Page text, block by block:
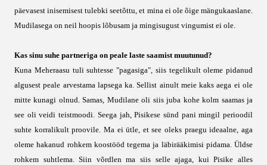
päevasest inisemisest tulebki seetõttu, et mina ei ole õige mängukaaslane.
Mudilasega on neil hoopis lõbusam ja mingisugust vingumist ei ole.
Kas sinu suhe partneriga on peale laste saamist muutunud?
Kuna Meheraasu tuli suhtesse "pagasiga", siis tegelikult oleme pidanud
algusest peale arvestama lapsega ka. Sellist ainult meie kaks aega ei ole
mitte kunagi olnud. Samas, Mudilane oli siis juba kohe kolm saamas ja
see oli veidi teistmoodi. Seega jah, Pisikese sünd pani mingil perioodil
suhte korralikult proovile. Ma ei ütle, et see oleks praegu ideaalne, aga
oleme hakanud rohkem koostööd tegema ja läbirääkimisi pidama. Üldse
rohkem suhtlema. Siin võrdlen ma siis selle ajaga, kui Pisike alles